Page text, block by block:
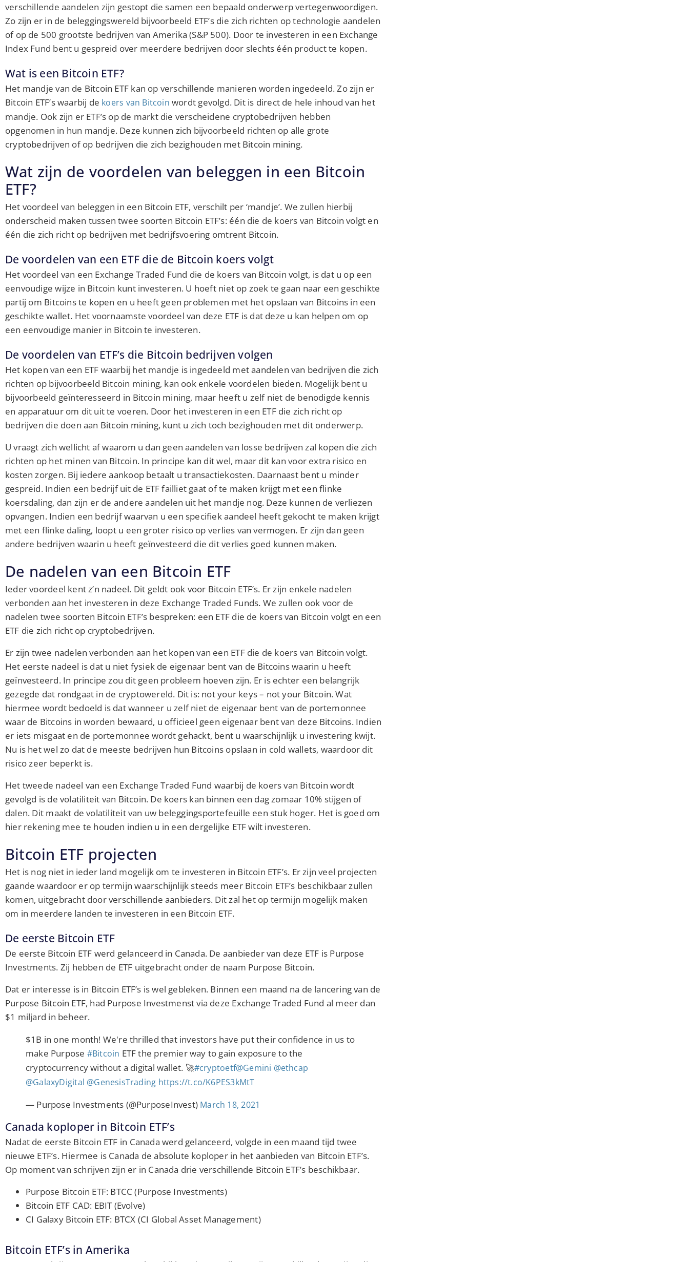
verschillende aandelen zijn gestopt die samen een bepaald onderwerp vertegenwoordigen.
Zo zijn er in de beleggingswereld bijvoorbeeld ETF’s die zich richten op technologie aandelen
of op de 500 grootste bedrijven van Amerika (S&P 500). Door te investeren in een Exchange
Index Fund bent u gespreid over meerdere bedrijven door slechts één product te kopen.
Wat is een Bitcoin ETF?
Het mandje van de Bitcoin ETF kan op verschillende manieren worden ingedeeld. Zo zijn er
Bitcoin ETF’s waarbij de koers van Bitcoin wordt gevolgd. Dit is direct de hele inhoud van het
mandje. Ook zijn er ETF’s op de markt die verscheidene cryptobedrijven hebben
opgenomen in hun mandje. Deze kunnen zich bijvoorbeeld richten op alle grote
cryptobedrijven of op bedrijven die zich bezighouden met Bitcoin mining.
Wat zijn de voordelen van beleggen in een Bitcoin
ETF?
Het voordeel van beleggen in een Bitcoin ETF, verschilt per ‘mandje’. We zullen hierbij
onderscheid maken tussen twee soorten Bitcoin ETF’s: één die de koers van Bitcoin volgt en
één die zich richt op bedrijven met bedrijfsvoering omtrent Bitcoin.
De voordelen van een ETF die de Bitcoin koers volgt
Het voordeel van een Exchange Traded Fund die de koers van Bitcoin volgt, is dat u op een
eenvoudige wijze in Bitcoin kunt investeren. U hoeft niet op zoek te gaan naar een geschikte
partij om Bitcoins te kopen en u heeft geen problemen met het opslaan van Bitcoins in een
geschikte wallet. Het voornaamste voordeel van deze ETF is dat deze u kan helpen om op
een eenvoudige manier in Bitcoin te investeren.
De voordelen van ETF’s die Bitcoin bedrijven volgen
Het kopen van een ETF waarbij het mandje is ingedeeld met aandelen van bedrijven die zich
richten op bijvoorbeeld Bitcoin mining, kan ook enkele voordelen bieden. Mogelijk bent u
bijvoorbeeld geïnteresseerd in Bitcoin mining, maar heeft u zelf niet de benodigde kennis
en apparatuur om dit uit te voeren. Door het investeren in een ETF die zich richt op
bedrijven die doen aan Bitcoin mining, kunt u zich toch bezighouden met dit onderwerp.
U vraagt zich wellicht af waarom u dan geen aandelen van losse bedrijven zal kopen die zich
richten op het minen van Bitcoin. In principe kan dit wel, maar dit kan voor extra risico en
kosten zorgen. Bij iedere aankoop betaalt u transactiekosten. Daarnaast bent u minder
gespreid. Indien een bedrijf uit de ETF failliet gaat of te maken krijgt met een flinke
koersdaling, dan zijn er de andere aandelen uit het mandje nog. Deze kunnen de verliezen
opvangen. Indien een bedrijf waarvan u een specifiek aandeel heeft gekocht te maken krijgt
met een flinke daling, loopt u een groter risico op verlies van vermogen. Er zijn dan geen
andere bedrijven waarin u heeft geïnvesteerd die dit verlies goed kunnen maken.
De nadelen van een Bitcoin ETF
Ieder voordeel kent z’n nadeel. Dit geldt ook voor Bitcoin ETF’s. Er zijn enkele nadelen
verbonden aan het investeren in deze Exchange Traded Funds. We zullen ook voor de
nadelen twee soorten Bitcoin ETF’s bespreken: een ETF die de koers van Bitcoin volgt en een
ETF die zich richt op cryptobedrijven.
Er zijn twee nadelen verbonden aan het kopen van een ETF die de koers van Bitcoin volgt.
Het eerste nadeel is dat u niet fysiek de eigenaar bent van de Bitcoins waarin u heeft
geïnvesteerd. In principe zou dit geen probleem hoeven zijn. Er is echter een belangrijk
gezegde dat rondgaat in de cryptowereld. Dit is: not your keys – not your Bitcoin. Wat
hiermee wordt bedoeld is dat wanneer u zelf niet de eigenaar bent van de portemonnee
waar de Bitcoins in worden bewaard, u officieel geen eigenaar bent van deze Bitcoins. Indien
er iets misgaat en de portemonnee wordt gehackt, bent u waarschijnlijk u investering kwijt.
Nu is het wel zo dat de meeste bedrijven hun Bitcoins opslaan in cold wallets, waardoor dit
risico zeer beperkt is.
Het tweede nadeel van een Exchange Traded Fund waarbij de koers van Bitcoin wordt
gevolgd is de volatiliteit van Bitcoin. De koers kan binnen een dag zomaar 10% stijgen of
dalen. Dit maakt de volatiliteit van uw beleggingsportefeuille een stuk hoger. Het is goed om
hier rekening mee te houden indien u in een dergelijke ETF wilt investeren.
Bitcoin ETF projecten
Het is nog niet in ieder land mogelijk om te investeren in Bitcoin ETF’s. Er zijn veel projecten
gaande waardoor er op termijn waarschijnlijk steeds meer Bitcoin ETF’s beschikbaar zullen
komen, uitgebracht door verschillende aanbieders. Dit zal het op termijn mogelijk maken
om in meerdere landen te investeren in een Bitcoin ETF.
De eerste Bitcoin ETF
De eerste Bitcoin ETF werd gelanceerd in Canada. De aanbieder van deze ETF is Purpose
Investments. Zij hebben de ETF uitgebracht onder de naam Purpose Bitcoin.
Dat er interesse is in Bitcoin ETF’s is wel gebleken. Binnen een maand na de lancering van de
Purpose Bitcoin ETF, had Purpose Investmenst via deze Exchange Traded Fund al meer dan
$1 miljard in beheer.
$1B in one month! We're thrilled that investors have put their confidence in us to
make Purpose #Bitcoin ETF the premier way to gain exposure to the
cryptocurrency without a digital wallet. 🚀#cryptoetf@Gemini @ethcap
@GalaxyDigital @GenesisTrading https://t.co/K6PES3kMtT
— Purpose Investments (@PurposeInvest) March 18, 2021
Canada koploper in Bitcoin ETF’s
Nadat de eerste Bitcoin ETF in Canada werd gelanceerd, volgde in een maand tijd twee
nieuwe ETF’s. Hiermee is Canada de absolute koploper in het aanbieden van Bitcoin ETF’s.
Op moment van schrijven zijn er in Canada drie verschillende Bitcoin ETF’s beschikbaar.
Purpose Bitcoin ETF: BTCC (Purpose Investments)
Bitcoin ETF CAD: EBIT (Evolve)
CI Galaxy Bitcoin ETF: BTCX (CI Global Asset Management)
Bitcoin ETF’s in Amerika